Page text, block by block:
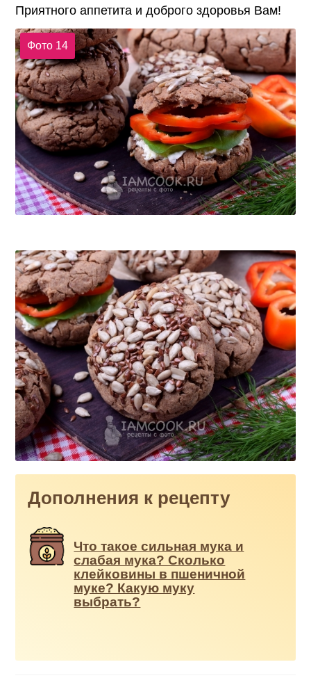
Приятного аппетита и доброго здоровья Вам!
Фото 14
Дополнения к рецепту
Что такое сильная мука и
слабая мука? Сколько
клейковины в пшеничной
муке? Какую муку
выбрать?